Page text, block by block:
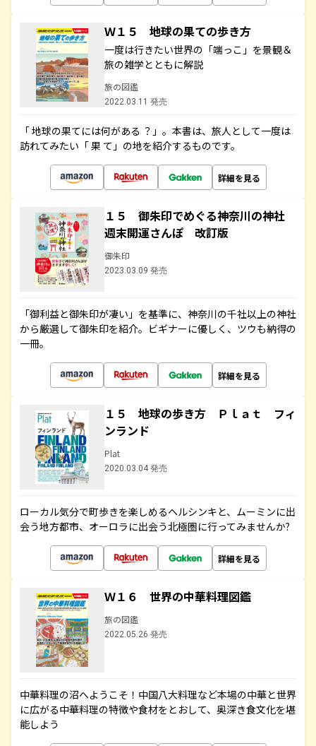
Ｗ１５ 地球の果ての歩き方
一度は行きたい世界の「端っこ」を景観＆
旅の雑学とともに解説
旅の図鑑
2022.03.11 発売
「 地球の果てには何がある ？」。本書は、旅人として一度は
訪れてみたい「 果 て」の地を紹介するものです。
詳細を見る
１５ 御朱印でめぐる神奈川の神社
週末開運さんぽ 改訂版
御朱印
2023.03.09 発売
「御利益と御朱印が凄い」を基準に、神奈川の千社以上の神社
から厳選して御朱印を紹介。ビギナーに優しく、ツウも納得の
一冊。
詳細を見る
１５ 地球の歩き方 Ｐｌａｔ フィ
ンランド
Plat
2020.03.04 発売
ローカル気分で町歩きを楽しめるヘルシンキと、ムーミンに出
会う地方都市、オーロラに出会う北極圏に行ってみませんか?
詳細を見る
Ｗ１６ 世界の中華料理図鑑
旅の図鑑
2022.05.26 発売
中華料理の沼へようこそ！中国八大料理など本場の中華と世界
に広がる中華料理の特徴や食材をとおして、奥深き食文化を堪
能しよう